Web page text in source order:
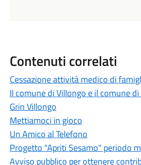
Contenuti correlati
Cessazione attività medico di
Il comune di Villongo e il comune
Grin Villongo
Mettiamoci in gioco
Un Amico al Telefono
Progetto "Apriti Sesamo" periodo
Avviso pubblico per ottenere